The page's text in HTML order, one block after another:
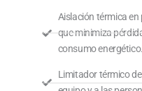
Aislación térmica
que minimiza
consumo energético.
Limitador térmico